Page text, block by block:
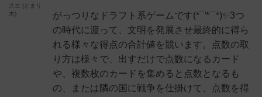
がっつりなドラフト系ゲームです(*¯꒳¯*)✨3つ
の時代に渡って、文明を発展させ最終的に得ら
れる様々な得点の合計値を競います。点数の取
り方は様々で、出すだけで点数になるカード
や、複数枚のカードを集めると点数となるも
の、または隣の国に戦争を仕掛けて、点数を得
スエ (とまり
木)